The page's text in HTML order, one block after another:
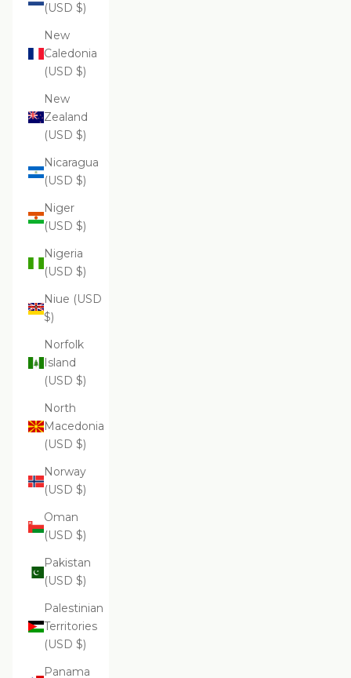
(USD $)
New
Caledonia
(USD $)
New
Zealand
(USD $)
Nicaragua
(USD $)
Niger
(USD $)
Nigeria
(USD $)
Niue (USD
$)
Norfolk
Island
(USD $)
North
Macedonia
(USD $)
Norway
(USD $)
Oman
(USD $)
Pakistan
(USD $)
Palestinian
Territories
(USD $)
Panama